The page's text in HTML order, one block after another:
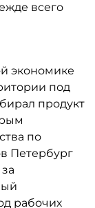
всего
экономике
под
продукт
по
Петербург
рабочих